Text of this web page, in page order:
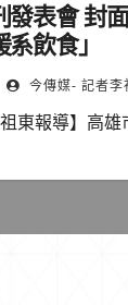
發表會 封
飲食」
今傳媒- 記者李
東報導】高雄